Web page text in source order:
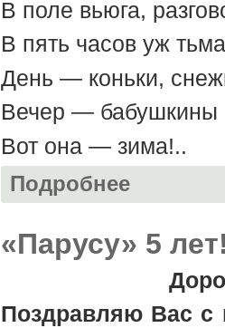
В поле вьюга,
В пять часов уж
День — коньки,
Вечер — бабушкины
Вот она — зима!..
Подробнее
«Парусу» 5
Поздравляю Вас с